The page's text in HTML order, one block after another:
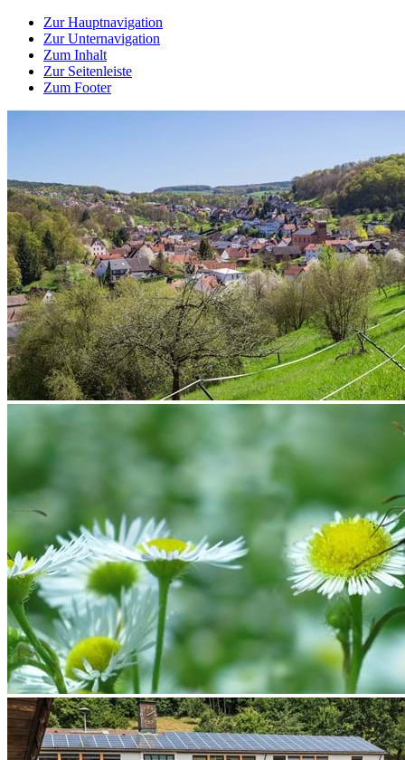
Zur Hauptnavigation
Zur Unternavigation
Zum Inhalt
Zur Seitenleiste
Zum Footer